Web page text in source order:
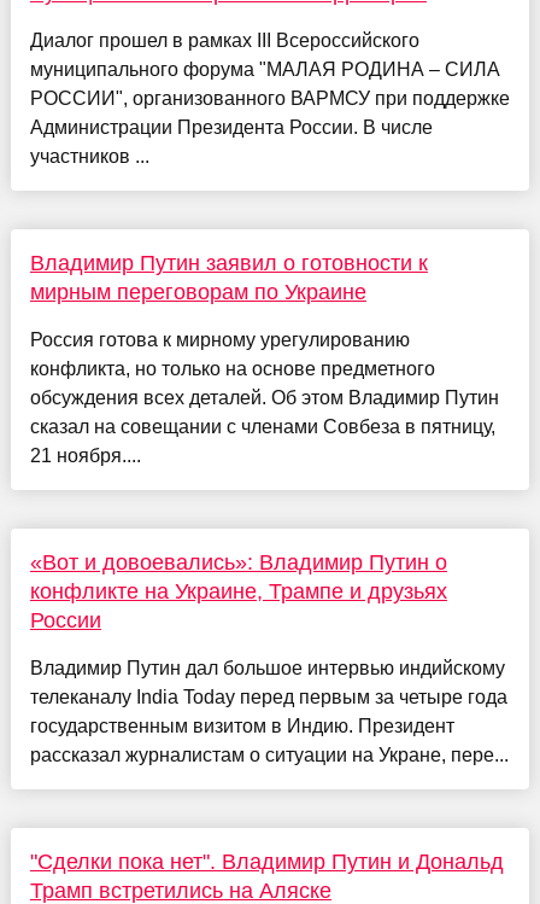
Диалог прошел в рамках III Всероссийского
муниципального форума "МАЛАЯ РОДИНА – СИЛА
РОССИИ", организованного ВАРМСУ при поддержке
Администрации Президента России. В числе
участников ...
Владимир Путин заявил о готовности к
мирным переговорам по Украине
Россия готова к мирному урегулированию
конфликта, но только на основе предметного
обсуждения всех деталей. Об этом Владимир Путин
сказал на совещании с членами Совбеза в пятницу,
21 ноября....
«Вот и довоевались»: Владимир Путин о
конфликте на Украине, Трампе и друзьях
России
Владимир Путин дал большое интервью индийскому
телеканалу India Today перед первым за четыре года
государственным визитом в Индию. Президент
рассказал журналистам о ситуации на Укране, пере...
"Сделки пока нет". Владимир Путин и Дональд
Трамп встретились на Аляске